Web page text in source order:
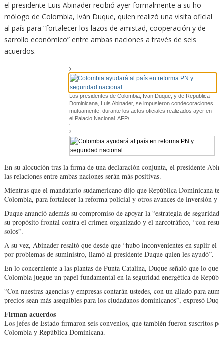
el presiden­te Luis Abinader recibió ayer formalmente a su ho­
mólogo de Colombia, Iván Duque, quien realizó una visita oficial
al país pa­ra “fortalecer los lazos de amistad, cooperación y de­
sarrollo económico” entre ambas naciones a través de seis
acuerdos.
Los presidentes de Colombia, Iván Duque, y de República
Dominicana, Luis Abinader, se impusieron condecoraciones
mutuamente, durante los actos oficiales realizados ayer en
el Palacio Nacional. AFP/
En su alocución tras la firma de una declaración conjunta, el presidente
las re­laciones entre ambas na­ciones serán más positivas.
Mientras que el manda­tario sudamericano dijo que República Dominicana
Colombia, pa­ra fortalecer la reforma po­licial y otros avances de in­versión y
Duque anunció además su compromiso de apo­yar la “estrategia de
su propósito frontal contra el crimen organizado y el narcotráfico, “con
solos”.
A su vez, Abinader re­saltó que desde que “hubo inconvenientes en suplir el
por pro­blemas de suministro, lla­mó al presidente Duque quien les ayudó”.
En lo concerniente a las plantas de Punta Catalina, Duque señaló que lo que
Colombia juegue un papel fundamental en la seguridad energética de
“Con nuestras agencias y empresas contarán us­tedes, con un aliado para
pre­cios sean más asequibles para los ciudadanos do­minicanos”, expresó
Firman acuerdos
Los jefes de Estado firma­ron seis convenios, que también fueron suscritos
Colombia y República Dominicana.